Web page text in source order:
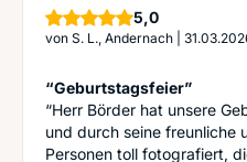
5,0Sterne
von S. L., Andernach
“Geburtstagsfeier”
“Herr Börder hat unsere
und durch seine freunliche
Personen toll fotografiert,